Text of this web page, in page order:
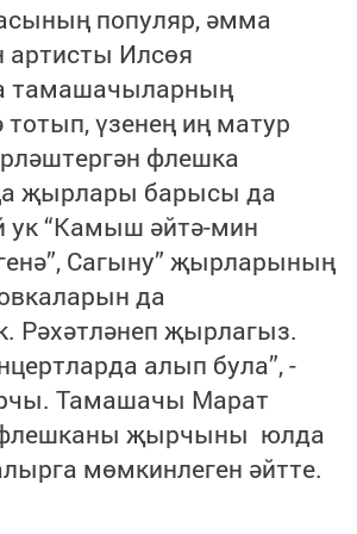
популяр, әмма
артисты Илсөя
тамашачыларның
тотып, үзенең иң матур
флешка
җырлары барысы да
“Камыш әйтә-мин
Сагыну” җырларының
да
Рәхәтләнеп җырлагыз.
алып була”, -
Тамашачы Марат
җырчыны юлда
мөмкинлеген әйтте.